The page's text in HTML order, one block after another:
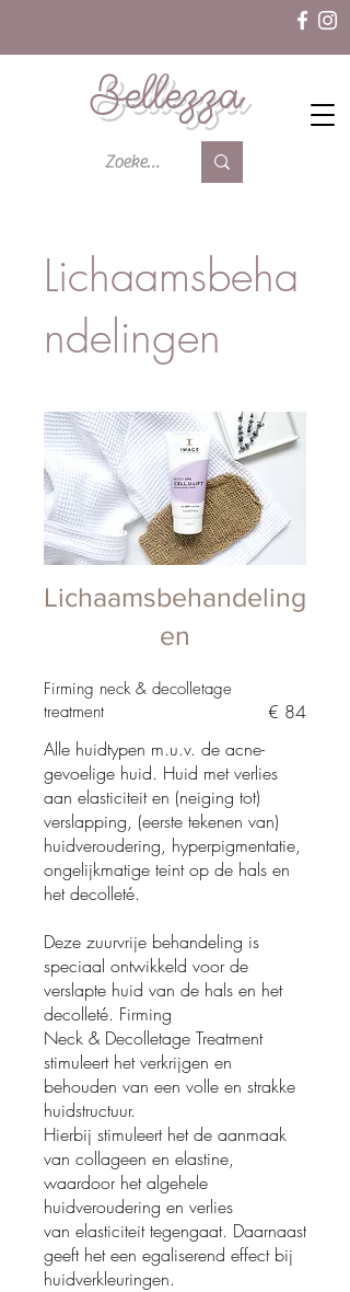
Bellezza
Lichaamsbeha
ndelingen
Lichaamsbehandeling
en
Firming neck & decolletage
treatment
Alle huidtypen m.u.v. de acne-
gevoelige huid. Huid met verlies
aan elasticiteit en (neiging tot)
verslapping, (eerste tekenen van)
huidveroudering, hyperpigmentatie,
ongelijkmatige teint op de hals en
het decolleté.
Deze zuurvrije behandeling is
speciaal ontwikkeld voor de
verslapte huid van de hals en het
decolleté. Firming
Neck & Decolletage Treatment
stimuleert het verkrijgen en
behouden van een volle en strakke
huidstructuur.
Hierbij stimuleert het de aanmaak
van collageen en elastine,
waardoor het algehele
huidveroudering en verlies
van elasticiteit tegengaat. Daarnaast
geeft het een egaliserend effect bij
huidverkleuringen.
€ 84